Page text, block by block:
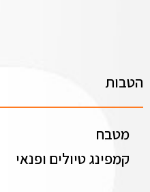
הטבות
מטבח
קמפינג טיולים ופנאי